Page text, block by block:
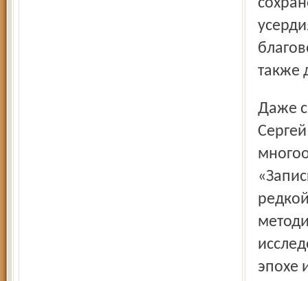
также
Даже среди своих блестяще образованных братьев
эпохе